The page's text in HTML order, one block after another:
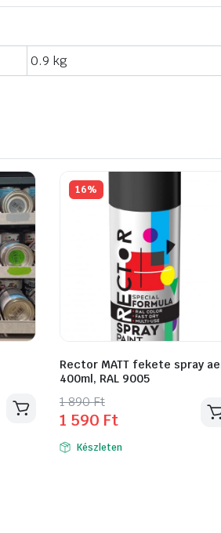
0.9 kg
16%
Rector MATT fekete spray
400ml, RAL 9005
1 890Ft
Original
price
was:
1 590 Ft
Current
price
is: Készleten